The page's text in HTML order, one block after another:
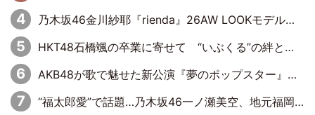
乃木坂46金川紗耶『rienda』26AW LOOKモデルに就任
HKT48石橋颯の卒業に寄せて “いぶくる”の絆と後輩・龍頭綺音の決意
AKB48が歌で魅せた新公演『夢のポップスター』 初日から全身全霊のステージ
“福太郎愛”で話題…乃木坂46一ノ瀬美空、地元福岡『めんべい25周年トップサポーター』に就任